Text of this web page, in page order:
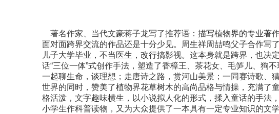
著名作家、当代文豪蒋子龙写了推荐语：描写植物界的专业著
面对面跨界交流的作品还是十分少见。周生祥周喆鸣父子合作
儿子大学毕业，不当医生，改行搞影视。这本身就是跨界，也
话“三位一体”式创作手法，塑造了香樟王、茶花女、毛笋儿、狗
一起聊生命，谈理想；走唐诗之路，赏河山美景；一同赛诗歌、
世界的同时，赞美了植物界花草树木的高尚品格与情操，充满了
格活泼，文字趣味横生，以小说拟人化的形式，揉入童话的手法
小学生作科普读物，又为大众提供了一本具有一定专业知识的文